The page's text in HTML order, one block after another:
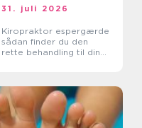
31. juli 2026
Kiropraktor espergærde
sådan finder du den
rette behandling til dine